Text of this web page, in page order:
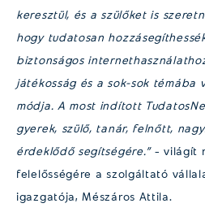
keresztül, és a szülőket is
hogy tudatosan
biztonságos
játékosság és a sok-sok témába
módja. A most indított
gyerek, szülő, tanár, felnőtt,
érdeklődő segítségére.”– világít
felelősségére a szolgáltató
igazgatója, Mészáros Attila.